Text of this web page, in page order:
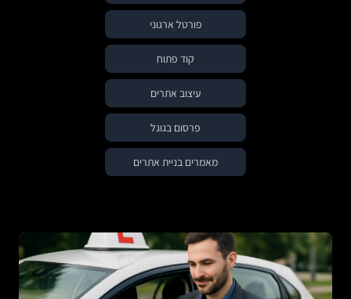
פורטל ארגוני
קוד פתוח
עיצוב אתרים
פרסום בגוגל
מאמרים בניית אתרים